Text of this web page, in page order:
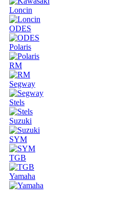
Loncin
ODES
Polaris
RM
Segway
Stels
Suzuki
SYM
TGB
Yamaha